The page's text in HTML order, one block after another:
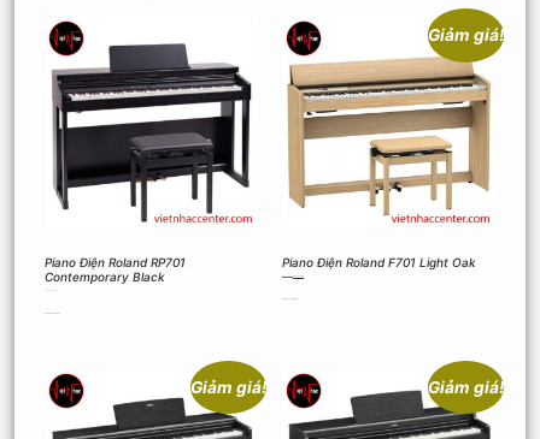
Piano Điện Roland RP701
Contemporary Black
Giảm giá!
Piano Điện Roland F701 Light Oak
Giảm giá! Giảm giá!